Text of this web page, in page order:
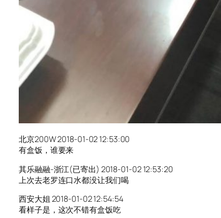
北京200W 2018-01-02 12:53:00
有盒饭，谁要来
其乐融融-浙江(已寄出) 2018-01-02 12:53:20
上次去老罗连口水都没让我们喝
西安大姐 2018-01-02 12:54:54
看样子是，这次不错有盒饭吃